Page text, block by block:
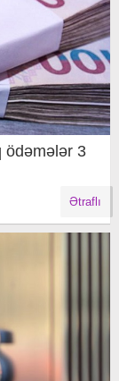
ödəmələr 3
Ətraflı